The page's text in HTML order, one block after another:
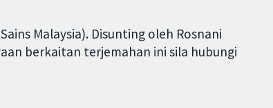
Malaysia). Disunting oleh Rosnani
berkaitan terjemahan ini sila hubungi